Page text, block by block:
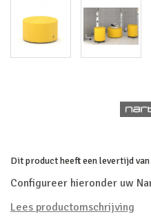
Dit product heeft een levertijd
Configureer hieronder uw
Lees productomschrijving